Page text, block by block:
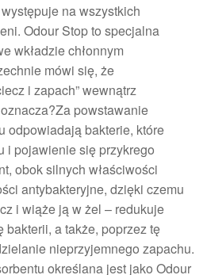
na wszystkich
Odour Stop to specjalna
wkładzie chłonnym
mówi się, że
i zapach” wewnątrz
powstawanie
odpowiadają bakterie, które
i pojawienie się przykrego
obok silnych właściwości
antybakteryjne, dzięki czemu
i wiąże ją w żel – redukuje
a także, poprzez tę
nieprzyjemnego zapachu.
określana jest jako Odour